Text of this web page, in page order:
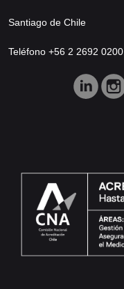
Santiago de Chile
Teléfono +56 2 2692 0200